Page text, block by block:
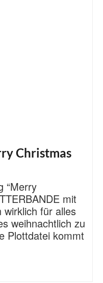
Christmas
“Merry
mit
wirklich für alles
weihnachtlich zu
Plottdatei kommt